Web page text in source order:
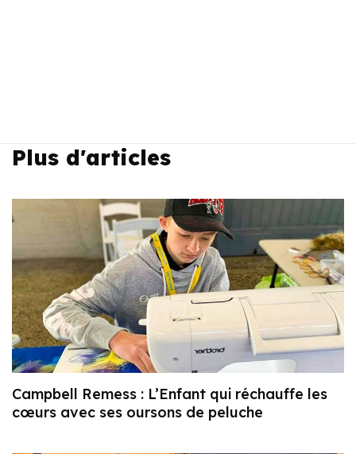
Plus d'articles
Campbell Remess : L’Enfant qui réchauffe les
cœurs avec ses oursons de peluche